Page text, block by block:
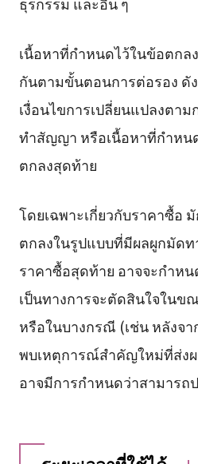
เนื้อหาที่กำหนดไว้ในข้อตกล
กันตามขั้นตอนการต่อรอง ดั
เงื่อนไขการเปลี่ยนแปลงตา
ทำสัญญา หรือเนื้อหาที่กำหน
ตกลงสุดท้าย
โดยเฉพาะเกี่ยวกับราคาซื้อ
ตกลงในรูปแบบที่มีผลผูกมัด
ราคาซื้อสุดท้าย อาจจะกำห
เป็นทางการจะตัดสินใจใน
หรือในบางกรณี (เช่น หลังจา
พบเหตุการณ์สำคัญใหม่ที่ส่ง
อาจมีการกำหนดว่าสามารถ